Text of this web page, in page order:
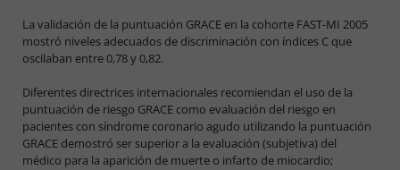
La validación de la puntuación GRACE en la cohorte FAST-MI 2005
mostró niveles adecuados de discriminación con índices C que
oscilaban entre 0,78 y 0,82.
Diferentes directrices internacionales recomiendan el uso de la
puntuación de riesgo GRACE como evaluación del riesgo en
pacientes con síndrome coronario agudo utilizando la puntuación
GRACE demostró ser superior a la evaluación (subjetiva) del
médico para la aparición de muerte o infarto de miocardio;